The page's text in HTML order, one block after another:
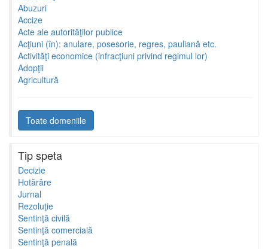
Abuzuri
Accize
Acte ale autorităţilor publice
Acţiuni (în): anulare, posesorie, regres, pauliană etc.
Activităţi economice (infracţiuni privind regimul lor)
Adopţii
Agricultură
Toate domeniile
Tip speta
Decizie
Hotărâre
Jurnal
Rezoluţie
Sentinţă civilă
Sentinţă comercială
Sentinţă penală